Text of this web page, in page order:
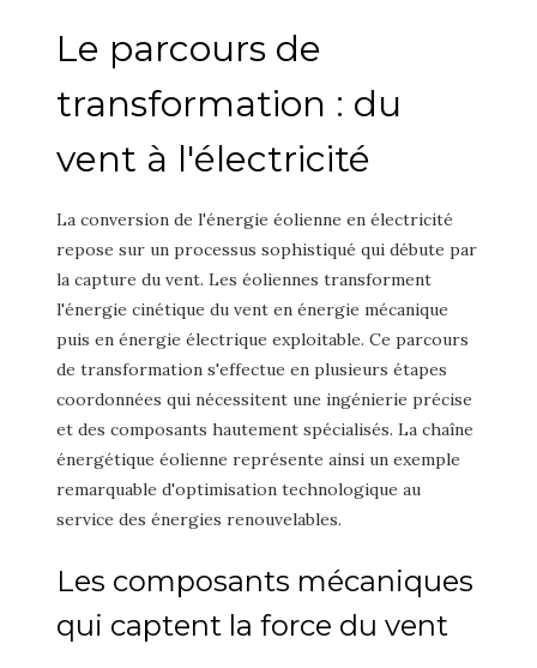
Le parcours de
transformation : du
vent à l'électricité
La conversion de l'énergie éolienne en électricité
repose sur un processus sophistiqué qui débute par
la capture du vent. Les éoliennes transforment
l'énergie cinétique du vent en énergie mécanique
puis en énergie électrique exploitable. Ce parcours
de transformation s'effectue en plusieurs étapes
coordonnées qui nécessitent une ingénierie précise
et des composants hautement spécialisés. La chaîne
énergétique éolienne représente ainsi un exemple
remarquable d'optimisation technologique au
service des énergies renouvelables.
Les composants mécaniques
qui captent la force du vent